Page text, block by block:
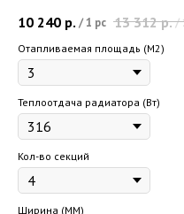
10 240 р. /1 pc 13 312 р./
Отапливаемая площадь (M2)
Теплоотдача радиатора (Вт)
Кол-во секций
Ширина (ММ)